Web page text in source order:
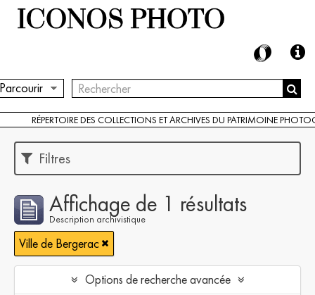
RÉPERTOIRE DES COLLECTIONS ET ARCHIVES DU PATRIMOINE
Filtres
Affichage de 1 résultats
Description archivistique
Ville de Bergerac
Options de recherche avancée